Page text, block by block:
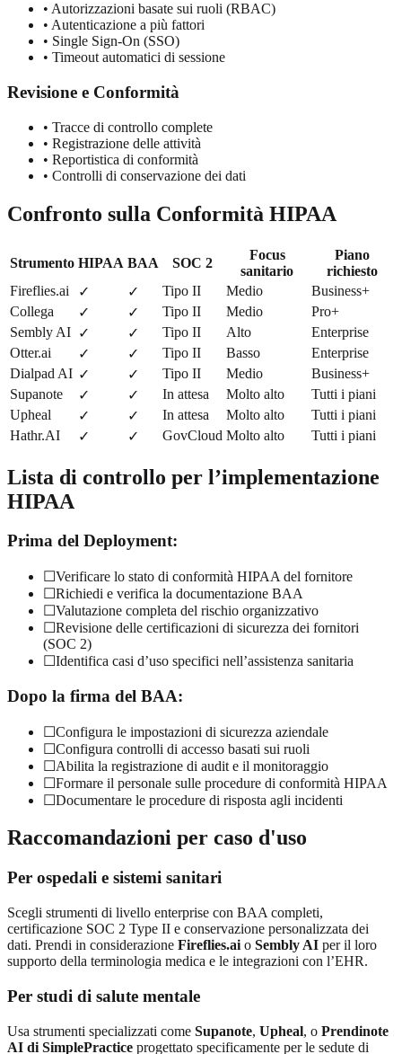
• Autorizzazioni basate sui ruoli (RBAC)
• Autenticazione a più fattori
• Single Sign-On (SSO)
• Timeout automatici di sessione
Revisione e Conformità
• Tracce di controllo complete
• Registrazione delle attività
• Reportistica di conformità
• Controlli di conservazione dei dati
Confronto sulla Conformità HIPAA
Strumento HIPAA BAA SOC 2
Focus
sanitario
Piano
richiesto
Fireflies.ai
✓ ✓ Tipo II Medio
Business+
Collega
✓ ✓ Tipo II Medio
Pro+
Sembly AI ✓ ✓ Tipo II Alto
Enterprise
Otter.ai
✓ ✓ Tipo II Basso
Enterprise
Dialpad AI ✓ ✓ Tipo II Medio
Business+
Supanote
✓ ✓ In attesa Molto alto
Tutti i piani
Upheal
✓ ✓ In attesa Molto alto
Tutti i piani
Hathr.AI
✓ ✓ GovCloud Molto alto Tutti i piani
Lista di controllo per l’implementazione
HIPAA
Prima del Deployment:
☐Verificare lo stato di conformità HIPAA del fornitore
☐Richiedi e verifica la documentazione BAA
☐Valutazione completa del rischio organizzativo
☐Revisione delle certificazioni di sicurezza dei fornitori
(SOC 2)
☐Identifica casi d’uso specifici nell’assistenza sanitaria
Dopo la firma del BAA:
☐Configura le impostazioni di sicurezza aziendale
☐Configura controlli di accesso basati sui ruoli
☐Abilita la registrazione di audit e il monitoraggio
☐Formare il personale sulle procedure di conformità HIPAA
☐Documentare le procedure di risposta agli incidenti
Raccomandazioni per caso d'uso
Per ospedali e sistemi sanitari
Scegli strumenti di livello enterprise con BAA completi,
certificazione SOC 2 Type II e conservazione personalizzata dei
dati. Prendi in considerazione Fireflies.ai o Sembly AI per il loro
supporto della terminologia medica e le integrazioni con l’EHR.
Per studi di salute mentale
Usa strumenti specializzati come Supanote, Upheal, o Prendinote
AI di SimplePractice progettato specificamente per le sedute di